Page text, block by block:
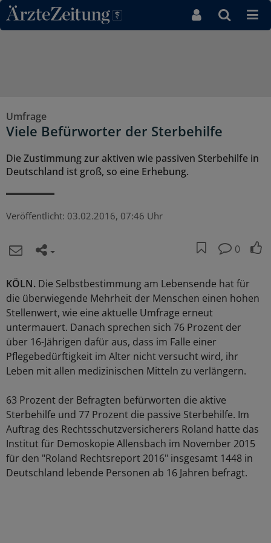
Direkt zum Inhaltsbereich
Umfrage
Viele Befürworter der Sterbehilfe
Die Zustimmung zur aktiven wie passiven Sterbehilfe in
Deutschland ist groß, so eine Erhebung.
Veröffentlicht: 03.02.2016, 07:46 Uhr
0
KÖLN. Die Selbstbestimmung am Lebensende hat für
die überwiegende Mehrheit der Menschen einen hohen
Stellenwert, wie eine aktuelle Umfrage erneut
untermauert. Danach sprechen sich 76 Prozent der
über 16-Jährigen dafür aus, dass im Falle einer
Pflegebedürftigkeit im Alter nicht versucht wird, ihr
Leben mit allen medizinischen Mitteln zu verlängern.
63 Prozent der Befragten befürworten die aktive
Sterbehilfe und 77 Prozent die passive Sterbehilfe. Im
Auftrag des Rechtsschutzversicherers Roland hatte das
Institut für Demoskopie Allensbach im November 2015
für den "Roland Rechtsreport 2016" insgesamt 1448 in
Deutschland lebende Personen ab 16 Jahren befragt.